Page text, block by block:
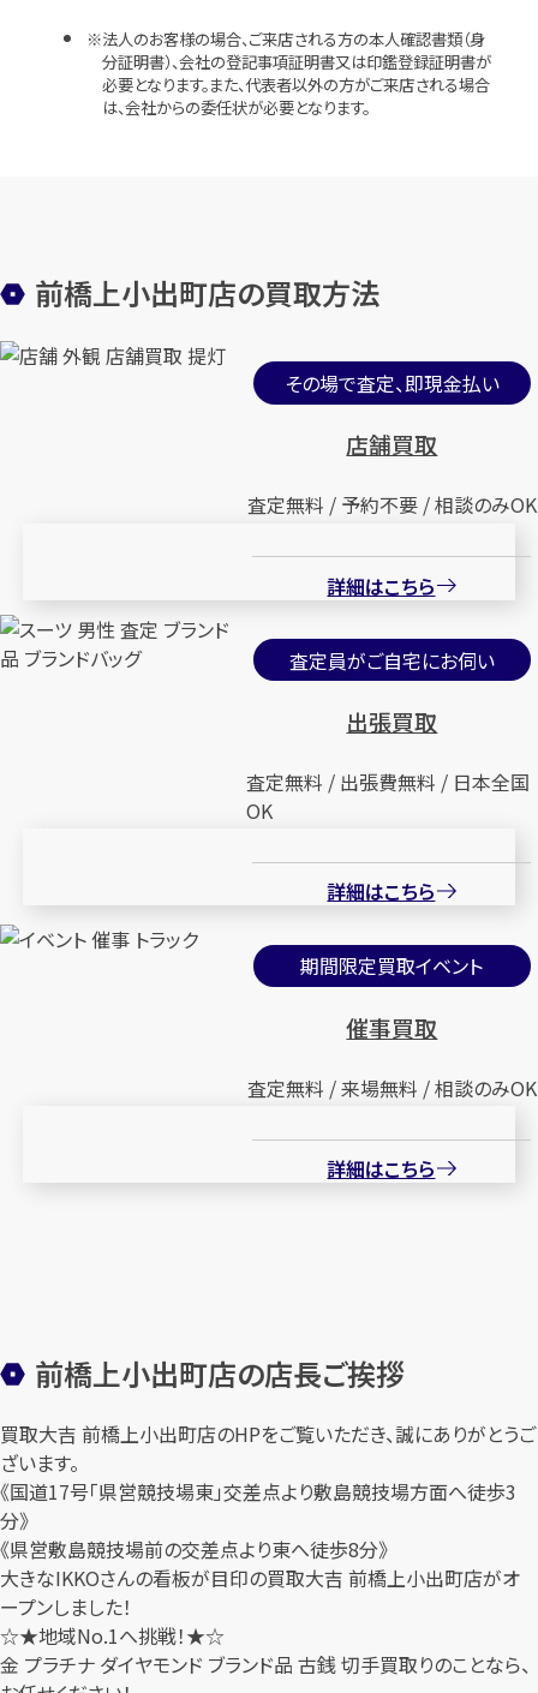
法人のお客様の場合、ご来店される方の本人確認書類（身
分証明書）、会社の登記事項証明書又は印鑑登録証明書が
必要となります。また、代表者以外の方がご来店される場合
は、会社からの委任状が必要となります。
前橋上小出町店の買取方法
その場で査定、即現金払い
店舗買取
査定無料 / 予約不要 / 相談のみOK
詳細はこちら
査定員がご自宅にお伺い
出張買取
査定無料 / 出張費無料 / 日本全国
OK
詳細はこちら
期間限定買取イベント
催事買取
査定無料 / 来場無料 / 相談のみOK
詳細はこちら
前橋上小出町店の店長ご挨拶
買取大吉 前橋上小出町店のHPをご覧いただき、誠にありがとうご
ざいます。
《国道17号「県営競技場東」交差点より敷島競技場方面へ徒歩3
分》
《県営敷島競技場前の交差点より東へ徒歩8分》
大きなIKKOさんの看板が目印の買取大吉 前橋上小出町店がオ
ープンしました！
☆★地域No.1へ挑戦！★☆
金 プラチナ ダイヤモンド ブランド品 古銭 切手買取りのことなら、